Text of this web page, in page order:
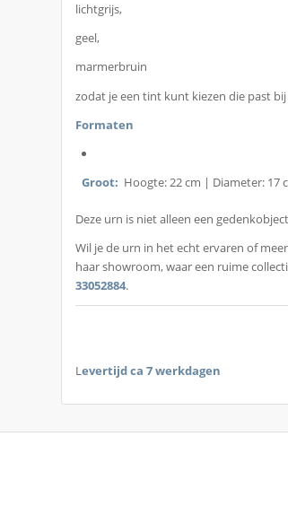
lichtgrijs,
geel,
marmerbruin
zodat je een tint kunt kiezen die past
Formaten
Groot: Hoogte: 22 cm | Diameter: 17
Deze urn is niet alleen een
Wil je de urn in het echt ervaren of
haar showroom, waar een ruime
33052884.
Levertijd ca 7 werkdagen